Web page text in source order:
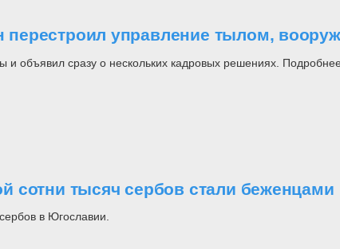
управление тылом,
объявил сразу о нескольких кадровых решениях.
сотни тысяч сербов стали беженцами
в Югославии.